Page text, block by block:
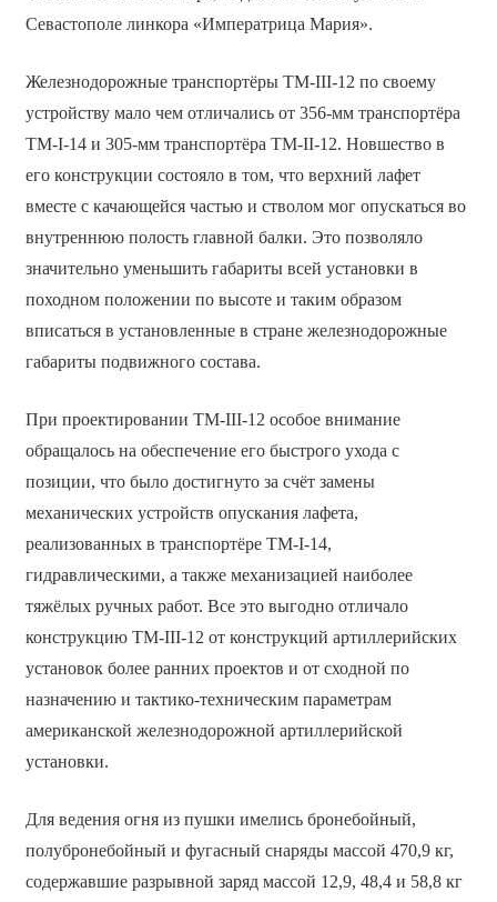
Севастополе линкора «Императрица Мария».
Железнодорожные транспортёры ТМ-III-12 по своему
устройству мало чем отличались от 356-мм транспортёра
TM-I-14 и 305-мм транспортёра ТМ-II-12. Новшество в
его конструкции состояло в том, что верхний лафет
вместе с качающейся частью и стволом мог опускаться во
внутреннюю полость главной балки. Это позволяло
значительно уменьшить габариты всей установки в
походном положении по высоте и таким образом
вписаться в установленные в стране железнодорожные
габариты подвижного состава.
При проектировании ТМ-III-12 особое внимание
обращалось на обеспечение его быстрого ухода с
позиции, что было достигнуто за счёт замены
механических устройств опускания лафета,
реализованных в транспортёре TM-I-14,
гидравлическими, а также механизацией наиболее
тяжёлых ручных работ. Все это выгодно отличало
конструкцию ТМ-III-12 от конструкций артиллерийских
установок более ранних проектов и от сходной по
назначению и тактико-техническим параметрам
американской железнодорожной артиллерийской
установки.
Для ведения огня из пушки имелись бронебойный,
полубронебойный и фугасный снаряды массой 470,9 кг,
содержавшие разрывной заряд массой 12,9, 48,4 и 58,8 кг